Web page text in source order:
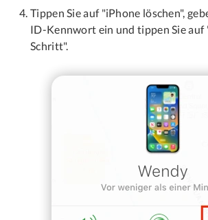
Tippen Sie auf "iPhone löschen",
ID-Kennwort ein und tippen Sie auf
Schritt".